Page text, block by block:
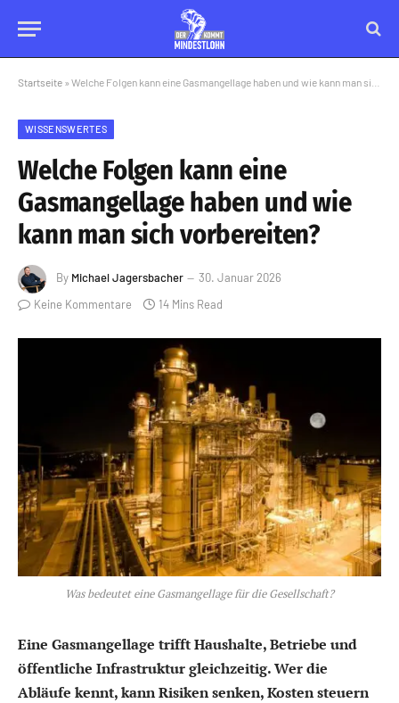
Startseite » Welche Folgen kann eine Gasmangellage haben und wie kann man sich vorbereiten?
WISSENSWERTES
Welche Folgen kann eine
Gasmangellage haben und wie
kann man sich vorbereiten?
By Michael Jagersbacher
30. Januar 2026
Keine Kommentare
14 Mins Read
Was bedeutet eine Gasmangellage für die Gesellschaft?
Eine Gasmangellage trifft Haushalte, Betriebe und
öffentliche Infrastruktur gleichzeitig. Wer die
Abläufe kennt, kann Risiken senken, Kosten steuern